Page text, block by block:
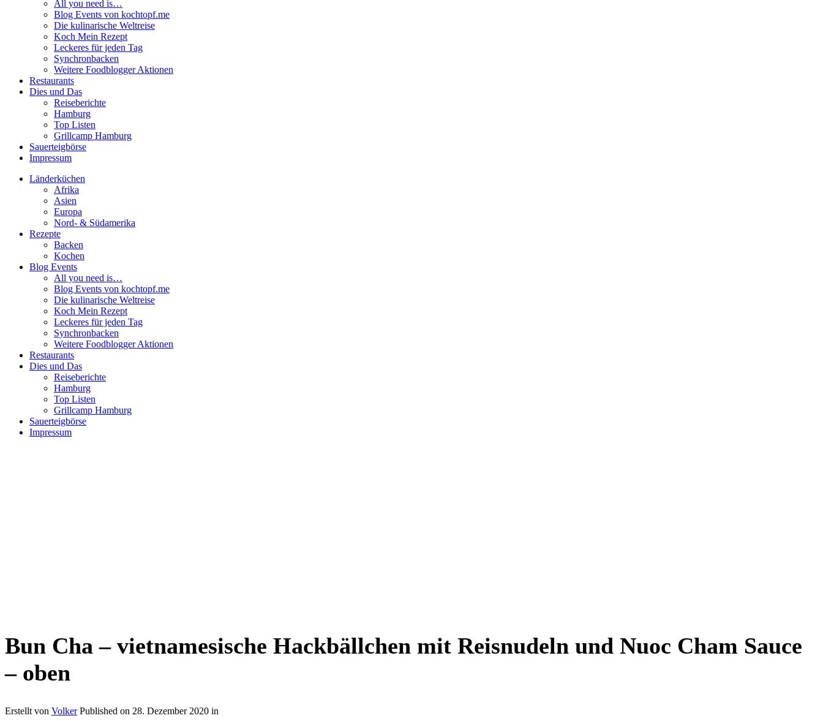
All you need is…
Blog Events von kochtopf.me
Die kulinarische Weltreise
Koch Mein Rezept
Leckeres für jeden Tag
Synchronbacken
Weitere Foodblogger Aktionen
Restaurants
Dies und Das
Reiseberichte
Hamburg
Top Listen
Grillcamp Hamburg
Sauerteigbörse
Impressum
Länderküchen
Afrika
Asien
Europa
Nord- & Südamerika
Rezepte
Backen
Kochen
Blog Events
All you need is…
Blog Events von kochtopf.me
Die kulinarische Weltreise
Koch Mein Rezept
Leckeres für jeden Tag
Synchronbacken
Weitere Foodblogger Aktionen
Restaurants
Dies und Das
Reiseberichte
Hamburg
Top Listen
Grillcamp Hamburg
Sauerteigbörse
Impressum
Bun Cha – vietnamesische Hackbällchen mit Reisnudeln und Nuoc Cham Sauce
– oben
Erstellt von Volker Published on 28. Dezember 2020 in